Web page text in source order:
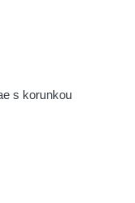
s korunkou